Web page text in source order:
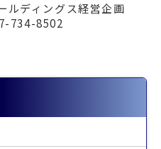
ルディングス経営企画
734-8502